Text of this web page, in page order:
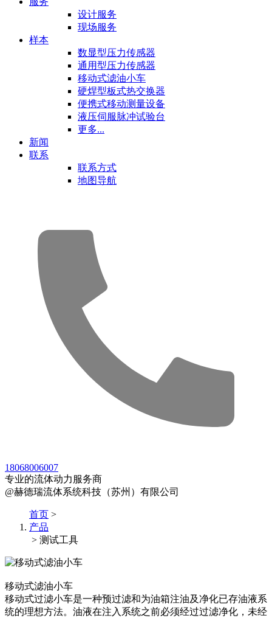
设计服务
现场服务
样本
数显型压力传感器
通用型压力传感器
移动式滤油小车
硬焊型板式热交换器
便携式移动测量设备
液压伺服脉冲试验台
更多...
新闻
联系
联系方式
地图导航
18068006007
专业的流体动力服务商
@赫德瑞流体系统科技（苏州）有限公司
首页 >
产品
> 测试工具
移动式滤油小车
移动式过滤小车是一种预过滤和为油箱注油及净化已存油液系
统的理想方法。油液在注入系统之前必须经过过滤净化，未经